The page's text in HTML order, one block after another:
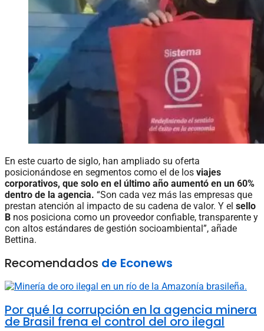
En este cuarto de siglo, han ampliado su oferta
posicionándose en segmentos como el de los viajes
corporativos, que solo en el último año aumentó en un 60%
dentro de la agencia. “Son cada vez más las empresas que
prestan atención al impacto de su cadena de valor. Y el sello
B nos posiciona como un proveedor confiable, transparente y
con altos estándares de gestión socioambiental”, añade
Bettina.
Recomendados de Econews
Por qué la corrupción en la agencia minera
de Brasil frena el control del oro ilegal